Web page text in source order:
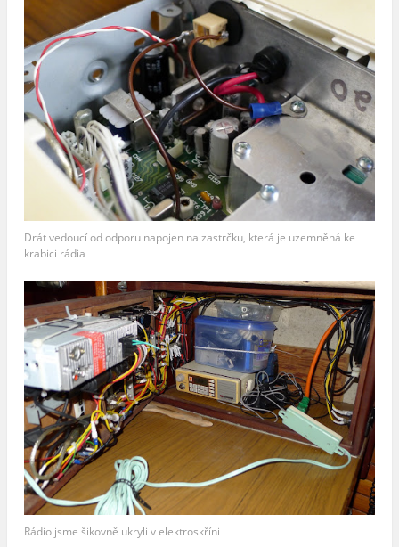
Drát vedoucí od odporu napojen na zastrčku, která je uzemněná ke
krabici rádia
Rádio jsme šikovně ukryli v elektroskříni